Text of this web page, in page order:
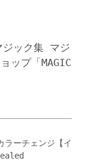
ジック集 マジ
ップ「MAGIC